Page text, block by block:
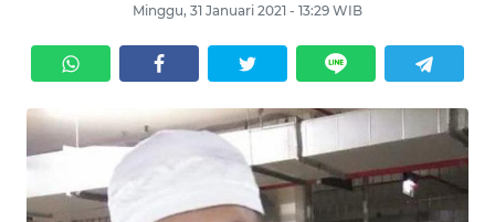
Minggu, 31 Januari 2021 - 13:29 WIB
KRIMINAL
EKUIN
SAINS-TEKNO